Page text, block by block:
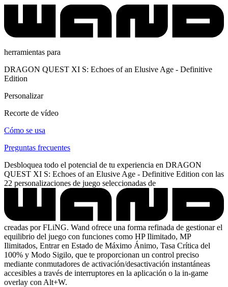
herramientas para
DRAGON QUEST XI S: Echoes of an Elusive Age - Definitive
Edition
Personalizar
Recorte de vídeo
Cómo se usa
Preguntas frecuentes
Desbloquea todo el potencial de tu experiencia en DRAGON
QUEST XI S: Echoes of an Elusive Age - Definitive Edition con las
22 personalizaciones de juego seleccionadas de
creadas por FLiNG. Wand ofrece una forma refinada de gestionar el
equilibrio del juego con funciones como HP Ilimitado, MP
Ilimitados, Entrar en Estado de Máximo Ánimo, Tasa Crítica del
100% y Modo Sigilo, que te proporcionan un control preciso
mediante conmutadores de activación/desactivación instantáneas
accesibles a través de interruptores en la aplicación o la in-game
overlay con Alt+W.